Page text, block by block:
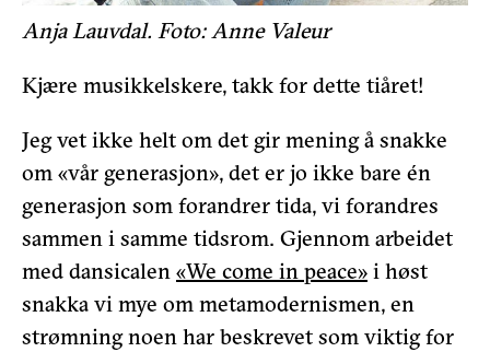
Anja Lauvdal. Foto: Anne Valeur
Kjære musikkelskere, takk for dette tiåret!
Jeg vet ikke helt om det gir mening å snakke
om «vår generasjon», det er jo ikke bare én
generasjon som forandrer tida, vi forandres
sammen i samme tidsrom. Gjennom arbeidet
med dansicalen «We come in peace» i høst
snakka vi mye om metamodernismen, en
strømning noen har beskrevet som viktig for